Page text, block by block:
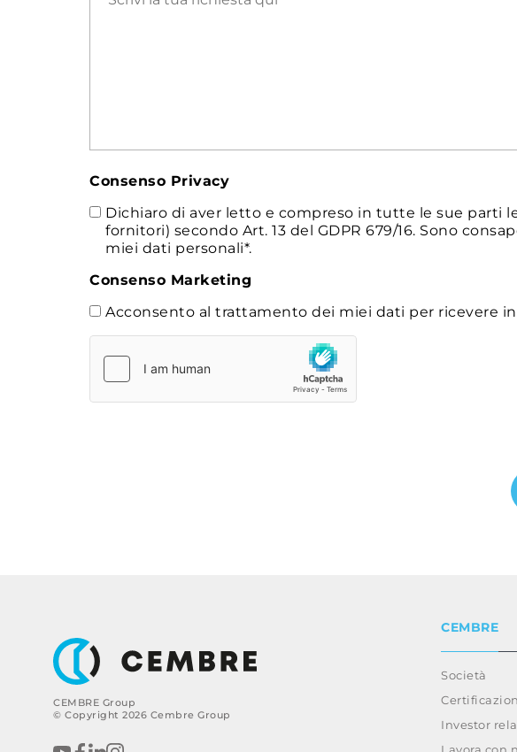
Consenso Privacy
Dichiaro di aver letto e compreso in tutte le sue parti
fornitori) secondo Art. 13 del GDPR 679/16. Sono
miei dati personali*.
Consenso Marketing
Acconsento al trattamento dei miei dati per ricevere
CEMBRE Group
© Copyright 2026 Cembre Group
CEMBRE
Società
Investor